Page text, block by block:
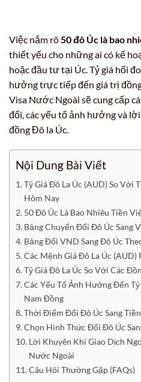
Việc nắm rõ50 đô Úc là bao
thiết yếu cho những ai có kế
hoặc đầu tư tại Úc. Tỷ giá hối
hưởng trực tiếp đến giá trị
Visa Nước Ngoài sẽ cung cấp
đổi, các yếu tố ảnh hưởng và
đồng Đô la Úc.
Nội Dung Bài Viết
Tỷ Giá Đô La Úc (AUD) So Với
Hôm Nay
50 Đô Úc Là Bao Nhiêu Tiền
Bảng Chuyển Đổi Đô Úc Sang
Bảng Đổi VND Sang Đô Úc
Các Mệnh Giá Đô La Úc (AUD)
Tỷ Giá Đô La Úc So Với Các
Các Yếu Tố Ảnh Hưởng Đến
Nam Đồng
Thời Điểm Đổi Đô Úc Sang
Chọn Hình Thức Đổi Đô Úc
Lời Khuyên Khi Giao Dịch
Nước Ngoài
Câu Hỏi Thường Gặp (FAQs)